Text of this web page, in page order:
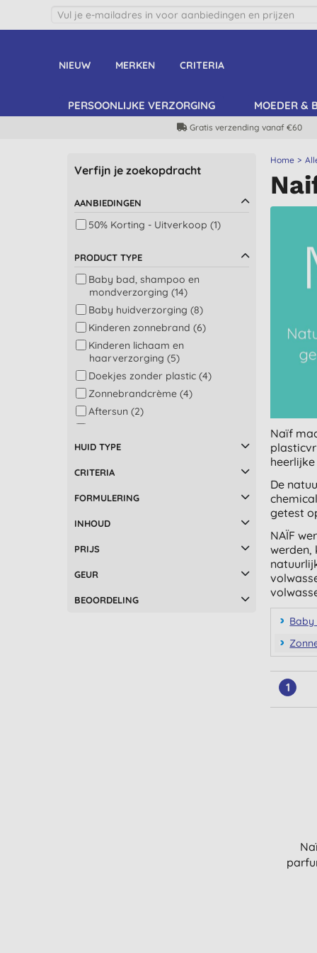
NIEUW MERKEN CRITERIA
PERSOONLIJKE VERZORGING MOEDER &
Gratis verzending vanaf €60
Home
Naïf
De
getest
NAÏF
werden,
Baby
1
Verfijn je zoekopdracht
AANBIEDINGEN
50% Korting - Uitverkoop (1)
PRODUCT TYPE
Baby bad, shampoo en
mondverzorging (14)
Baby huidverzorging (8)
Kinderen zonnebrand (6)
Kinderen lichaam en
haarverzorging (5)
Doekjes zonder plastic (4)
Zonnebrandcrème (4)
Aftersun (2)
Cadeau voor mama en baby (1)
Dagcrème (1)
Gezicht reiniging (1)
Multi-taskers (1)
Nachtcrème (1)
Verlichting bij zonnebrand (1)
HUID TYPE
CRITERIA
FORMULERING
INHOUD
PRIJS
GEUR
BEOORDELING